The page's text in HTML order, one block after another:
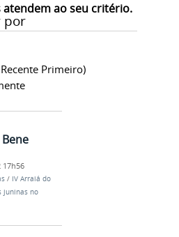
ao seu critério.
por
Primeiro)
Bene
no
modificação
17h56
/ IV Arraiá do
juninas no